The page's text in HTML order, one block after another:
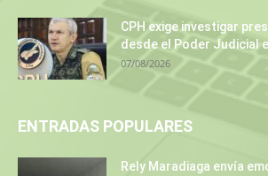
CPH exige investigar
desde el Poder Judicial
07/08/2026
ENTRADAS POPULARES
Rely Maradiaga envía